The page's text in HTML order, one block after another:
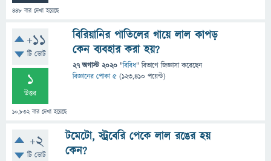
448 বার দেখা হয়েছে
+11
টি ভোট
1
উত্তর
10,832বার দেখা হয়েছে
বিরিয়ানির পাতিলের গায়ে লাল কাপড়
কেন ব্যবহার করা হয়?
27 অগাস্ট 2020 "বিবিধ" বিভাগে জিজ্ঞাসাকরেছেন
বিজ্ঞানের পোকা ৫ (123,410 পয়েন্ট)
+2
টি ভোট
টমেটো, স্ট্রবেরি পেকে লাল রঙের হয়
কেন?